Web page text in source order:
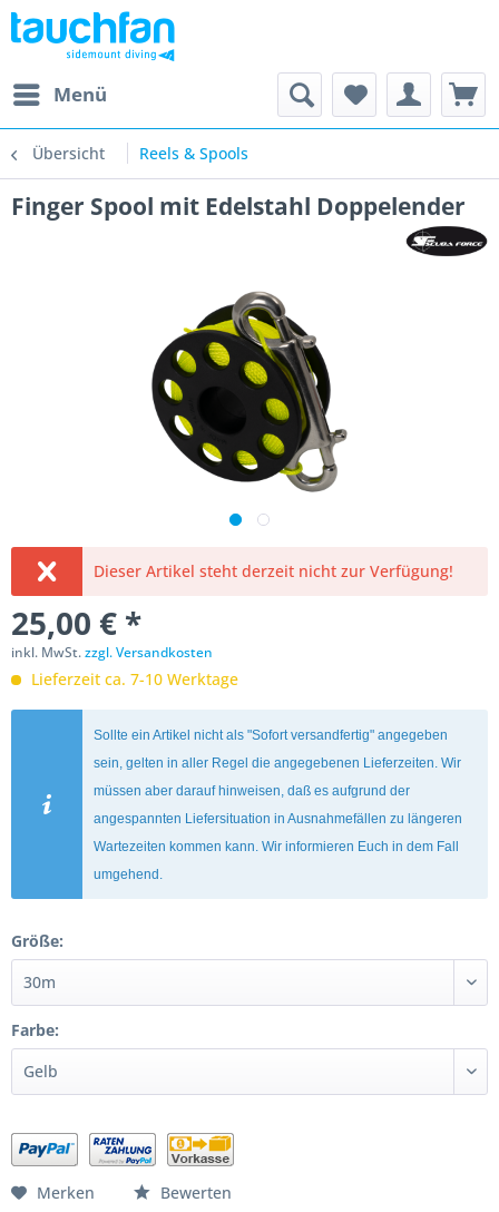
Menü
Übersicht Reels & Spools
Finger Spool mit Edelstahl Doppelender
Dieser Artikel steht derzeit nicht zur Verfügung!
25,00 € *
inkl. MwSt.zzgl. Versandkosten
Lieferzeit ca. 7-10 Werktage
Sollte ein Artikel nicht als "Sofort versandfertig" angegeben
sein, gelten in aller Regel die angegebenen Lieferzeiten. Wir
müssen aber darauf hinweisen, daß es aufgrund der
angespannten Liefersituation in Ausnahmefällen zu längeren
Wartezeiten kommen kann. Wir informieren Euch in dem Fall
umgehend.
Größe:
Farbe:
Merken Bewerten